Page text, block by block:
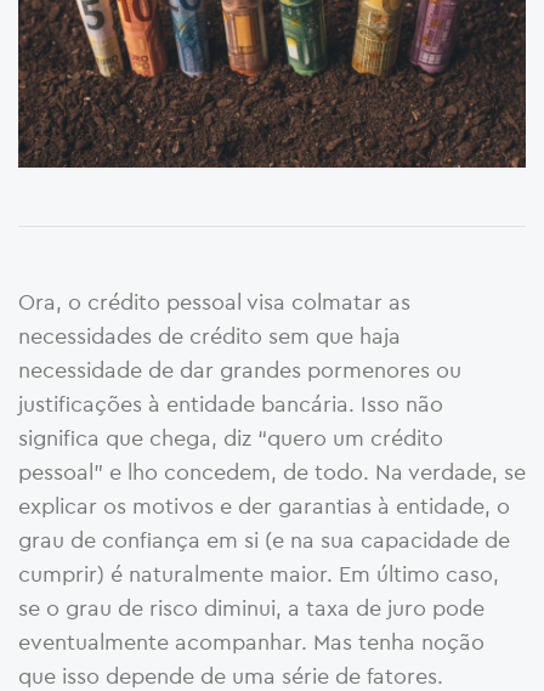
Ora, o crédito pessoal visa colmatar as
necessidades de crédito sem que haja
necessidade de dar grandes pormenores ou
justificações à entidade bancária. Isso não
significa que chega, diz “quero um crédito
pessoal” e lho concedem, de todo. Na verdade, se
explicar os motivos e der garantias à entidade, o
grau de confiança em si (e na sua capacidade de
cumprir) é naturalmente maior. Em último caso,
se o grau de risco diminui, a taxa de juro pode
eventualmente acompanhar. Mas tenha noção
que isso depende de uma série de fatores.